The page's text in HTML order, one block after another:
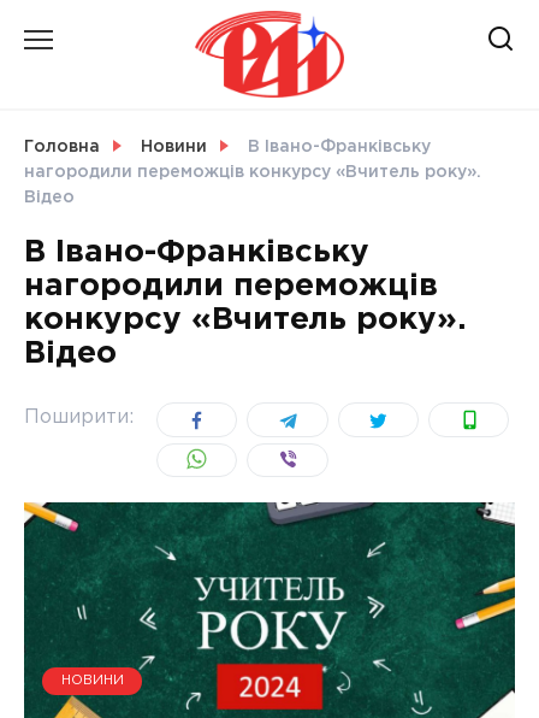
СВІТ
УКРАЇНА
Головна Новини
В Івано-Франківську
нагородили переможців конкурсу «Вчитель року».
Відео
В Івано-Франківську
нагородили переможців
конкурсу «Вчитель року».
Відео
Поширити:
НОВИНИ